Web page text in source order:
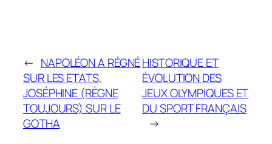
← NAPOLÉON A RÉGNÉ
SUR LES ETATS,
JOSÉPHINE (RÈGNE
TOUJOURS) SUR LE
GOTHA
HISTORIQUE ET
ÉVOLUTION DES
JEUX OLYMPIQUES ET
DU SPORT FRANÇAIS
→